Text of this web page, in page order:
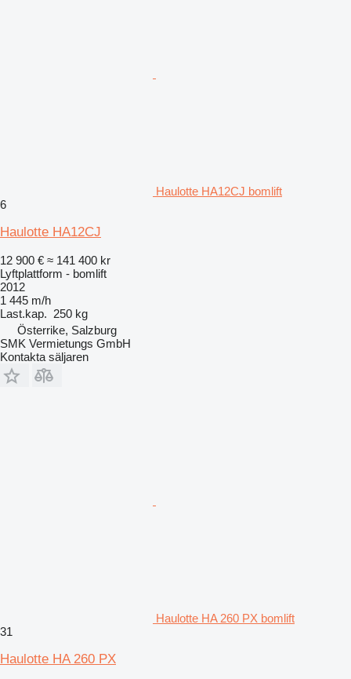
Haulotte HA12CJ bomlift
6
Haulotte HA12CJ
12 900 € ≈ 141 400 kr
Lyftplattform - bomlift
2012
1 445 m/h
Last.kap. 250 kg
Österrike, Salzburg
SMK Vermietungs GmbH
Kontakta säljaren
Haulotte HA 260 PX bomlift
31
Haulotte HA 260 PX